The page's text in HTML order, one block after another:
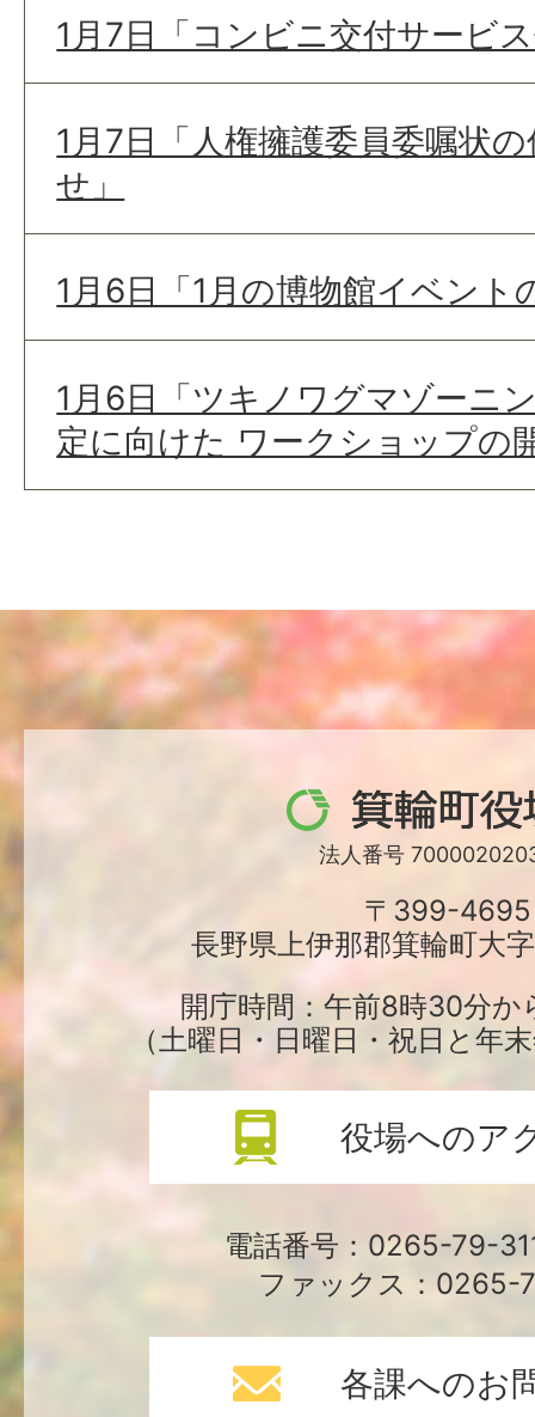
1月7日「コンビニ交付サービ
1月7日「人権擁護委員委嘱状
せ」
1月6日「1月の博物館イベント
1月6日「ツキノワグマゾーニ
定に向けた ワークショップの
箕
輪
役
場
法人番号
〒399-4695
長野県上伊那郡箕輪町大
開庁時間：午前8時30分か
（土曜日・日曜日・祝日と年
役場へのア
電話番号：0265-79-
ファックス：0265-
各課へのお